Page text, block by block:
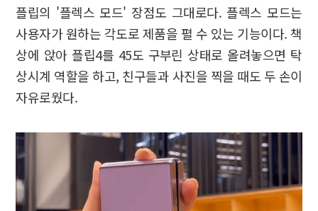
플립의 '플렉스 모드' 장점도 그대로다. 플렉스 모드는
사용자가 원하는 각도로 제품을 펼 수 있는 기능이다. 책
상에 앉아 플립4를 45도 구부린 상태로 올려놓으면 탁
상시계 역할을 하고, 친구들과 사진을 찍을 때도 두 손이
자유로웠다.